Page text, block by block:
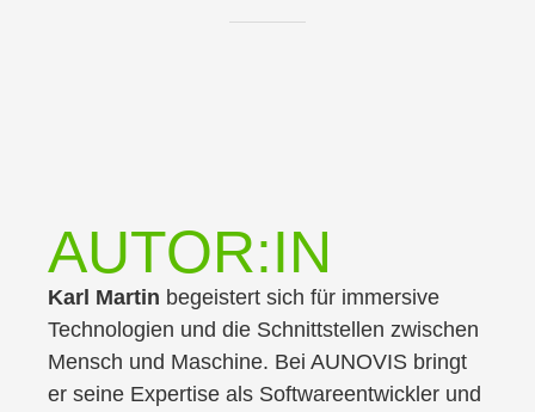
AUTOR:IN
Karl Martin begeistert sich für immersive
Technologien und die Schnittstellen zwischen
Mensch und Maschine. Bei AUNOVIS bringt
er seine Expertise als Softwareentwickler und